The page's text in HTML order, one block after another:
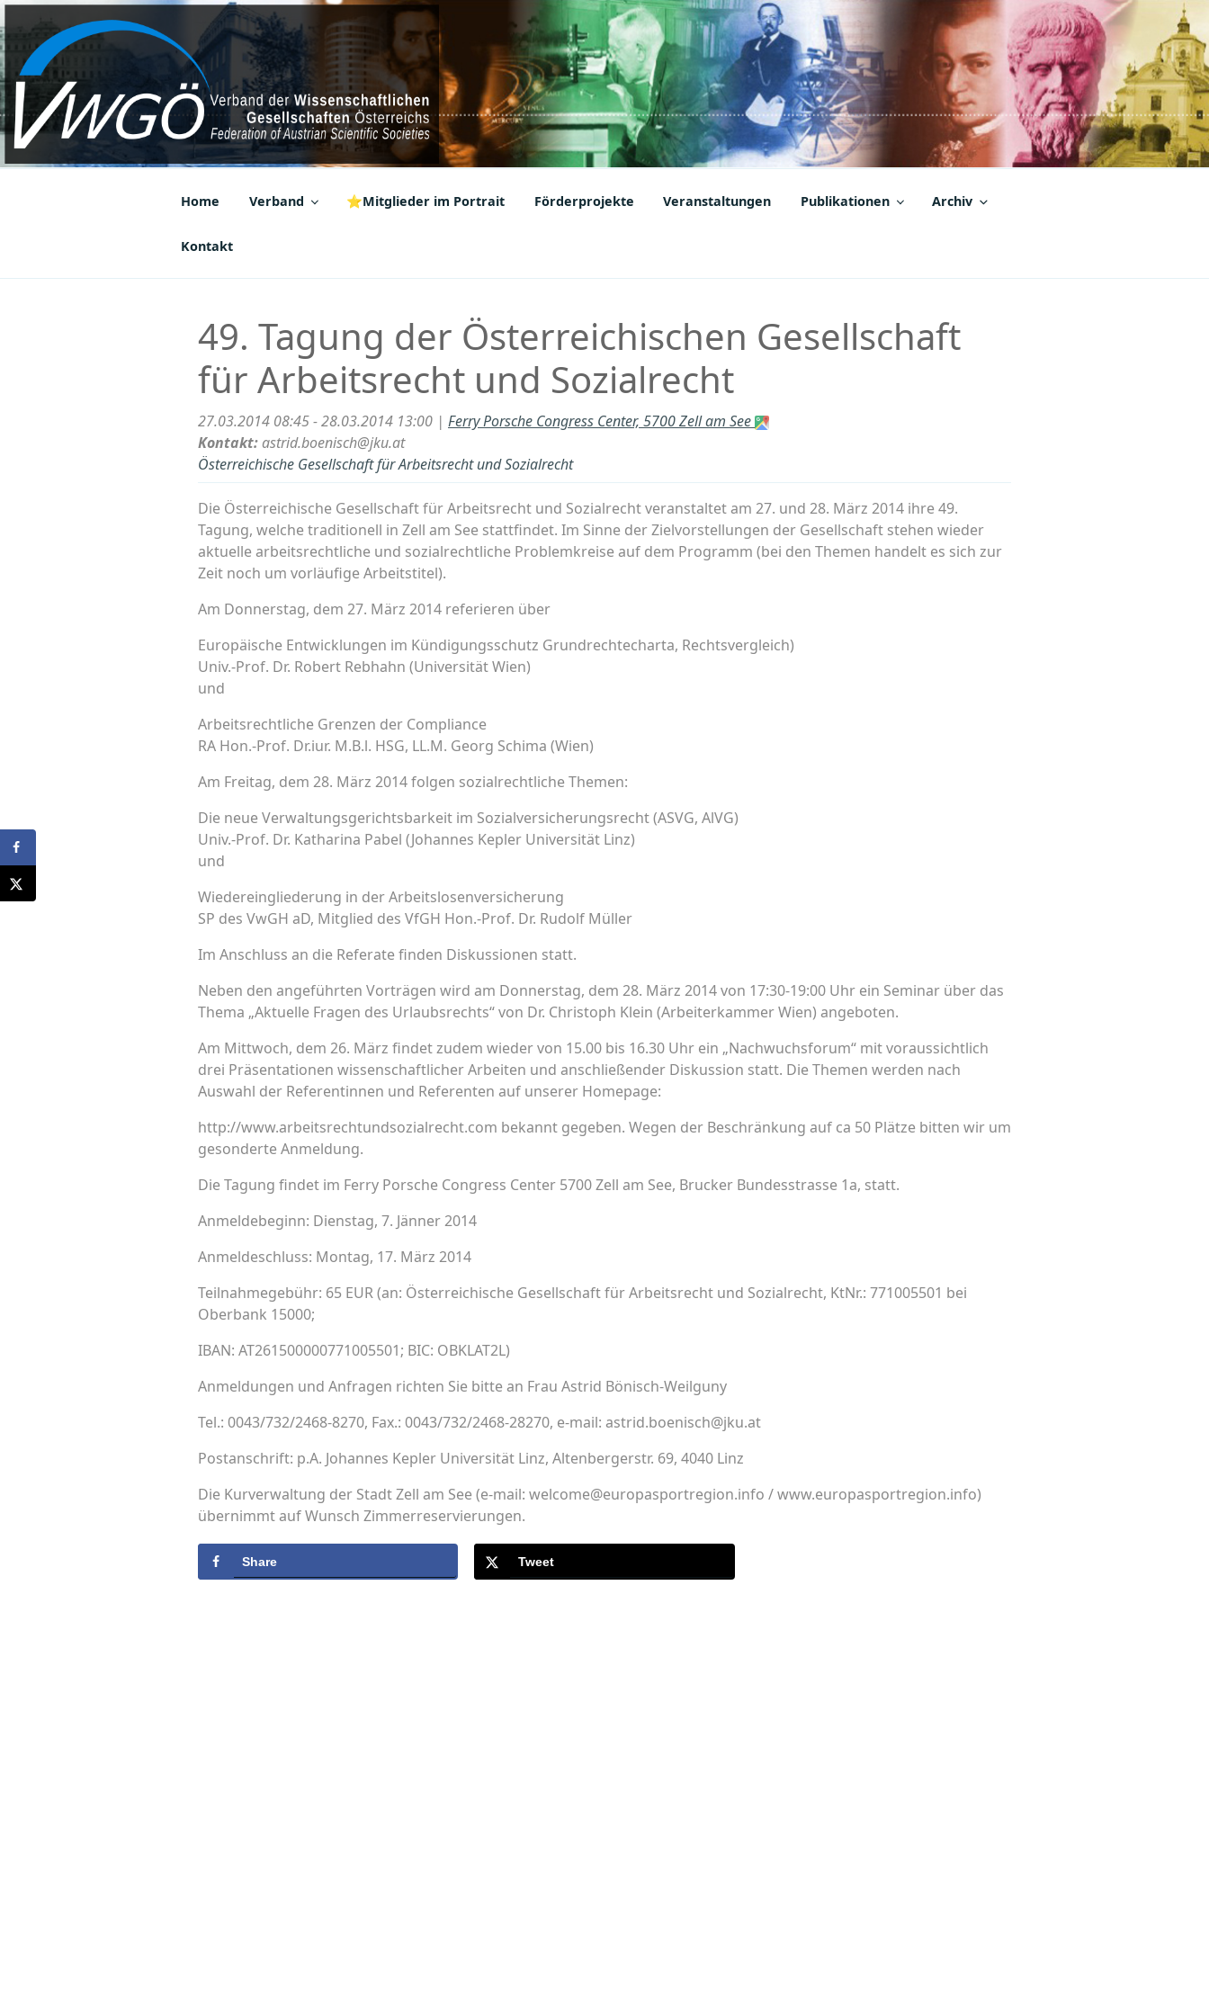
Zum
Inhalt
springen
VWGÖ
Federation of Austrian Scientific Societies
Home Verband ⭐Mitglieder im Portrait Förderprojekte Veranstaltungen Publikationen Archiv
Kontakt
49. Tagung der Österreichischen Gesellschaft
für Arbeitsrecht und Sozialrecht
27.03.2014 08:45 - 28.03.2014 13:00 | Ferry Porsche Congress Center, 5700 Zell am See
Kontakt:astrid.boenisch@jku.at
Österreichische Gesellschaft für Arbeitsrecht und Sozialrecht
Die Österreichische Gesellschaft für Arbeitsrecht und Sozialrecht veranstaltet am 27. und 28. März 2014 ihre 49.
Tagung, welche traditionell in Zell am See stattfindet. Im Sinne der Zielvorstellungen der Gesellschaft stehen wieder
aktuelle arbeitsrechtliche und sozial­recht­liche Problemkreise auf dem Programm (bei den Themen handelt es sich zur
Zeit noch um vorläufige Arbeitstitel).
Am Donnerstag, dem 27. März 2014 referieren über
Europäische Entwicklungen im Kündigungsschutz Grundrechtecharta, Rechtsvergleich)
Univ.-Prof. Dr. Robert Rebhahn (Universität Wien)
und
Arbeitsrechtliche Grenzen der Compliance
RA Hon.-Prof. Dr.iur. M.B.l. HSG, LL.M. Georg Schima (Wien)
Am Freitag, dem 28. März 2014 folgen sozialrechtliche Themen:
Die neue Verwaltungsgerichtsbarkeit im Sozialversicherungsrecht (ASVG, AlVG)
Univ.-Prof. Dr. Katharina Pabel (Johannes Kepler Universität Linz)
und
Wiedereingliederung in der Arbeitslosenversicherung
SP des VwGH aD, Mitglied des VfGH Hon.-Prof. Dr. Rudolf Müller
Im Anschluss an die Referate finden Diskussionen statt.
Neben den angeführten Vorträgen wird am Donnerstag, dem 28. März 2014 von 17:30‑19:00 Uhr ein Seminar über das
Thema „Aktuelle Fragen des Urlaubsrechts“ von Dr. Christoph Klein (Arbeiterkammer Wien) angeboten.
Am Mittwoch, dem 26. März findet zudem wieder von 15.00 bis 16.30 Uhr ein „Nachwuchsforum“ mit voraussichtlich
drei Präsentationen wissenschaftlicher Arbeiten und anschließender Diskussion statt. Die Themen werden nach
Auswahl der Referentinnen und Referenten auf unserer Homepage:
http://www.arbeitsrechtundsozialrecht.com bekannt gegeben. Wegen der Beschränkung auf ca 50 Plätze bitten wir um
gesonderte Anmeldung.
Die Tagung findet im Ferry Porsche Congress Center 5700 Zell am See, Brucker Bundesstrasse 1a, statt.
Anmeldebeginn: Dienstag, 7. Jänner 2014
Anmeldeschluss: Montag, 17. März 2014
Teilnahmegebühr: 65 EUR (an: Österreichische Gesellschaft für Arbeitsrecht und Sozialrecht, KtNr.: 771005501 bei
Oberbank 15000;
IBAN: AT261500000771005501; BIC: OBKLAT2L)
Anmeldungen und Anfragen richten Sie bitte an Frau Astrid Bönisch-Weilguny
Tel.: 0043/732/2468-8270, Fax.: 0043/732/2468-28270, e-mail: astrid.boenisch@jku.at
Postanschrift: p.A. Johannes Kepler Universität Linz, Altenbergerstr. 69, 4040 Linz
Die Kurverwaltung der Stadt Zell am See (e‑mail: welcome@europasportregion.info / www.europasportregion.info)
übernimmt auf Wunsch Zimmerreservierungen.
Share Tweet